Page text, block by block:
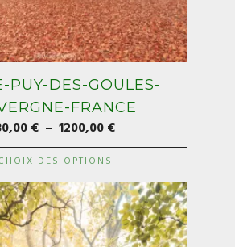
PUY-DES-GOULES-
FRANCE
€ – 1200,00€Plage
de
30,00 €
à
1200,00 €
DES OPTIONS